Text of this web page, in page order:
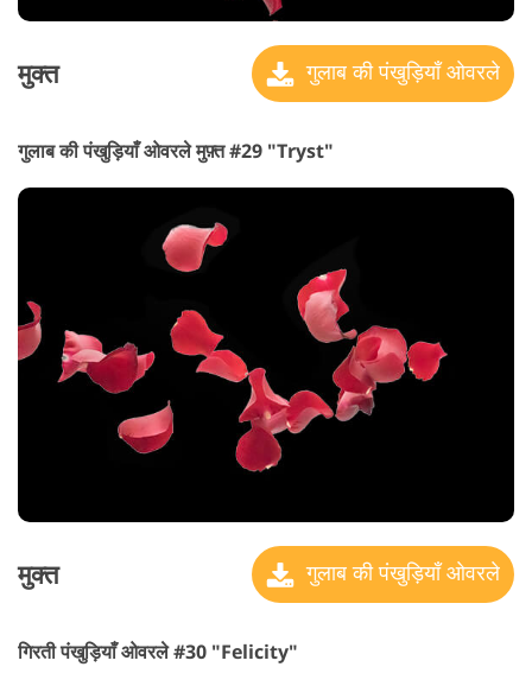
मुक्त गुलाब की पंखुड़ियाँ ओवरले
गुलाब की पंखुड़ियाँ ओवरले मुफ़्त #29 "Tryst"
मुक्त गुलाब की पंखुड़ियाँ ओवरले
गिरती पंखुड़ियाँ ओवरले #30 "Felicity"